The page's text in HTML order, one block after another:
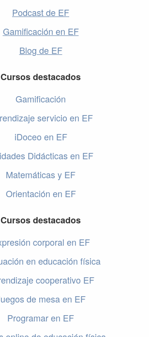
Podcast de EF
Gamificación en EF
Blog de EF
Cursos destacados
Gamificación
servicio en EF
iDoceo en EF
Didácticas en EF
Matemáticas y EF
Orientación en EF
Cursos destacados
corporal en EF
en educación física
cooperativo EF
de mesa en EF
Programar en EF